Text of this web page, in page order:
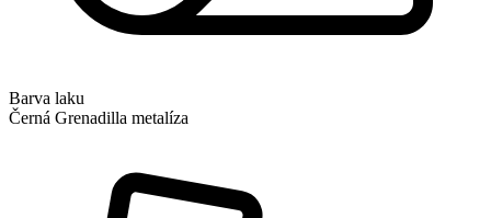
Barva laku
Černá Grenadilla metalíza